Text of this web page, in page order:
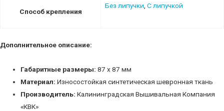
Способ крепления
Без липучки, С липучкой
Дополнительное описание:
Габаритные размеры: 87 х 87 мм
Материал: Износостойкая синтетическая шевронная ткань
Производитель: Калининградская Вышивальная Компания
«КВК»